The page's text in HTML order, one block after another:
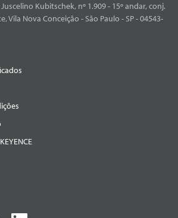
Kubitschek, nº 1.909 - 15º andar, conj.
Vila Nova Conceição - São Paulo - SP - 04543-